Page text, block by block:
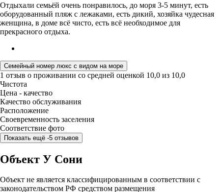
Отдыхали семьёй очень понравилось, до моря 3-5 минут, есть
оборудованный пляж с лежаками, есть дикий, хозяйка чудесная
женщина, в доме всё чисто, есть всё необходимое для
прекрасного отдыха.
Семейный номер люкс с видом на море
1 отзыв о проживании со средней оценкой 10,0 из 10,0
Чистота
Цена - качество
Качество обслуживания
Расположение
Своевременность заселения
Соответствие фото
Показать ещё -5 отзывов
Объект У Сони
Объект не является классифицированным в соответствии с
законодательством РФ средством размещения